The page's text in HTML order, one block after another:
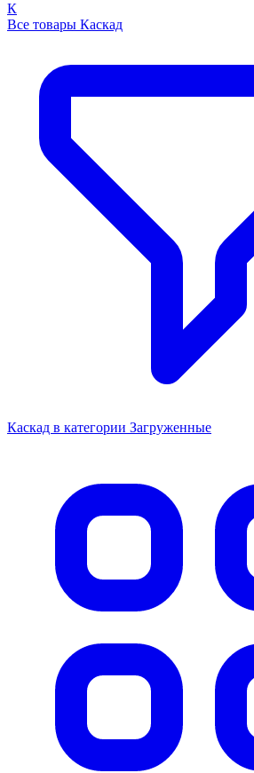
К
Все товары Каскад
Каскад в категории Загруженные